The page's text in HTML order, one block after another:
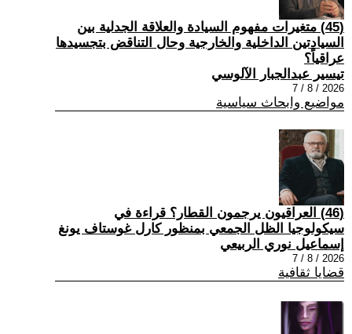
(45) متغيرات مفهوم السيادة والعلاقة الجدلية بين
السيادتين الداخلية والخارجية وحال التناقض بتجسيدها
عراقياً؟
تيسير عبدالجبار الآلوسي
2026 / 8 / 7
مواضيع وابحاث سياسية
(46) العراقيون يرجمون القطار؟ قراءة في
سيكولوجيا الظل الجمعي بمنظور كارل غوستاف يونغ
إسماعيل نوري الربيعي
2026 / 8 / 7
قضايا ثقافية